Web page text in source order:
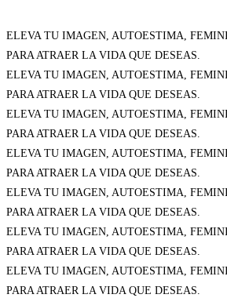
ELEVA TU IMAGEN, AUTOESTIMA,
PARA ATRAER LA VIDA QUE DESEAS.
ELEVA TU IMAGEN, AUTOESTIMA,
PARA ATRAER LA VIDA QUE DESEAS.
ELEVA TU IMAGEN, AUTOESTIMA,
PARA ATRAER LA VIDA QUE DESEAS.
ELEVA TU IMAGEN, AUTOESTIMA,
PARA ATRAER LA VIDA QUE DESEAS.
ELEVA TU IMAGEN, AUTOESTIMA,
PARA ATRAER LA VIDA QUE DESEAS.
ELEVA TU IMAGEN, AUTOESTIMA,
PARA ATRAER LA VIDA QUE DESEAS.
ELEVA TU IMAGEN, AUTOESTIMA,
PARA ATRAER LA VIDA QUE DESEAS.